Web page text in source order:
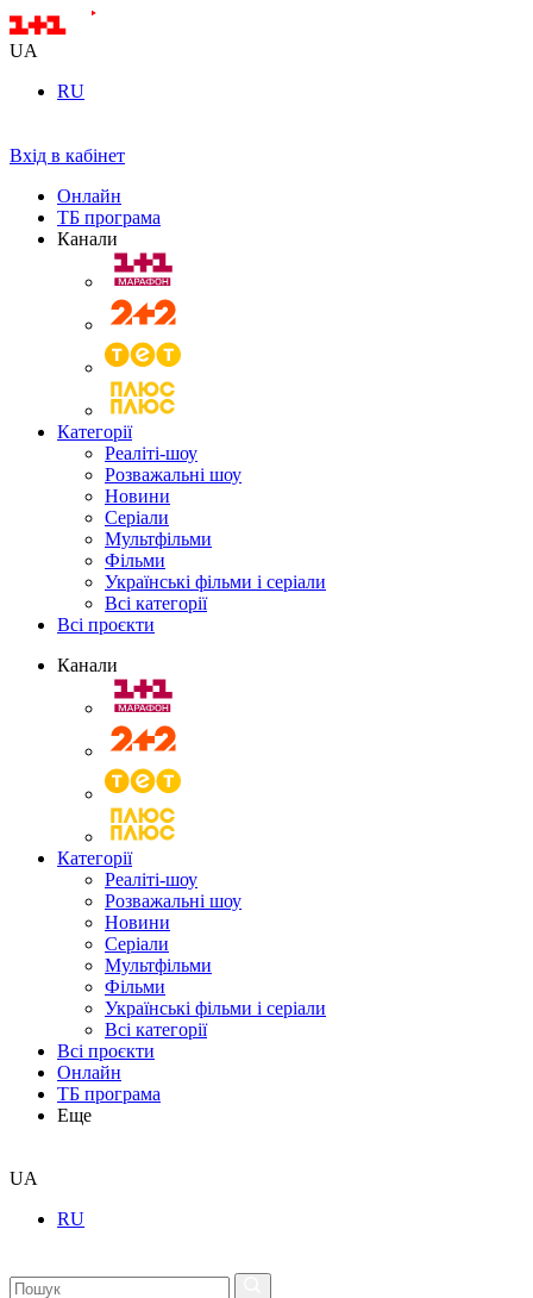
UA
RU
Вхід в кабінет
Онлайн
ТБ програма
Канали
Категорії
Реаліті-шоу
Розважальні шоу
Новини
Серіали
Мультфільми
Фільми
Українські фільми і серіали
Всі категорії
Всі проєкти
Канали
Категорії
Реаліті-шоу
Розважальні шоу
Новини
Серіали
Мультфільми
Фільми
Українські фільми і серіали
Всі категорії
Всі проєкти
Онлайн
ТБ програма
Еще
UA
RU